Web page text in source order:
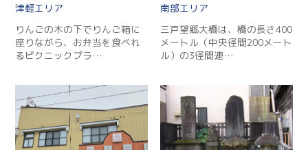
津軽
りんごの木の下でりんご箱に
座りながら、お弁当を食べれ
るピクニックプラ…
南部
三戸望郷大橋は、橋の長さ400
メートル（中央径間200メート
ル）の3径間連…